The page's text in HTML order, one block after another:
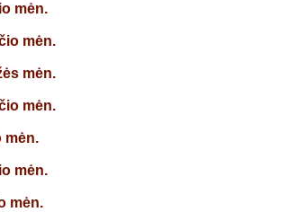
mėn.
mėn.
mėn.
mėn.
mėn.
mėn.
mėn.